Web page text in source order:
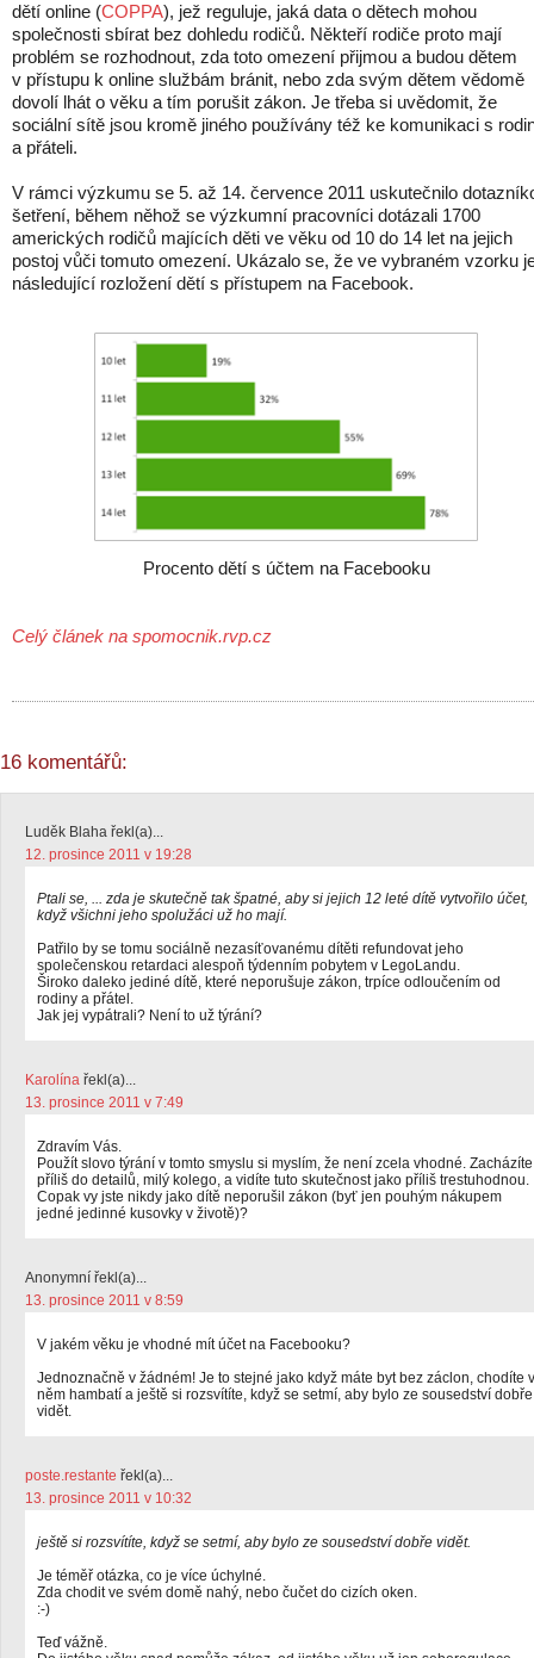
dětí online (COPPA), jež reguluje, jaká data o dětech mohou
společnosti sbírat bez dohledu rodičů. Někteří rodiče proto mají
problém se rozhodnout, zda toto omezení přijmou a budou dětem
v přístupu k online službám bránit, nebo zda svým dětem vědomě
dovolí lhát o věku a tím porušit zákon. Je třeba si uvědomit, že
sociální sítě jsou kromě jiného používány též ke komunikaci s
a přáteli.
V rámci výzkumu se 5. až 14. července 2011 uskutečnilo
šetření, během něhož se výzkumní pracovníci dotázali 1700
amerických rodičů majících děti ve věku od 10 do 14 let na jejich
postoj vůči tomuto omezení. Ukázalo se, že ve vybraném vzorku
následující rozložení dětí s přístupem na Facebook.
Procento dětí s účtem na Facebooku
Celý článek na spomocnik.rvp.cz
16 komentářů:
Luděk Blaha řekl(a)...
12. prosince 2011 v 19:28
Ptali se, ... zda je skutečně tak špatné, aby si jejich 12 leté dítě vytvořilo účet,
když všichni jeho spolužáci už ho mají.
Patřilo by se tomu sociálně nezasíťovanému dítěti refundovat jeho
společenskou retardaci alespoň týdenním pobytem v LegoLandu.
Široko daleko jediné dítě, které neporušuje zákon, trpíce odloučením od
rodiny a přátel.
Jak jej vypátrali? Není to už týrání?
Karolína řekl(a)...
13. prosince 2011 v 7:49
Zdravím Vás.
Použít slovo týrání v tomto smyslu si myslím, že není zcela vhodné. Zacházíte
příliš do detailů, milý kolego, a vidíte tuto skutečnost jako příliš trestuhodnou.
Copak vy jste nikdy jako dítě neporušil zákon (byť jen pouhým nákupem
jedné jedinné kusovky v životě)?
Anonymní řekl(a)...
13. prosince 2011 v 8:59
V jakém věku je vhodné mít účet na Facebooku?
Jednoznačně v žádném! Je to stejné jako když máte byt bez záclon, chodíte v
něm hambatí a ještě si rozsvítíte, když se setmí, aby bylo ze sousedství dobře
vidět.
poste.restante řekl(a)...
13. prosince 2011 v 10:32
ještě si rozsvítíte, když se setmí, aby bylo ze sousedství dobře vidět.
Je téměř otázka, co je více úchylné.
Zda chodit ve svém domě nahý, nebo čučet do cizích oken.
:-)
Teď vážně.